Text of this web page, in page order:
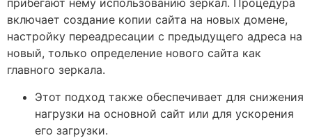
прибегают нему использованию зеркал. Процедура
включает создание копии сайта на новых домене,
настройку переадресации с предыдущего адреса на
новый, только определение нового сайта как
главного зеркала.
Этот подход также обеспечивает для снижения
нагрузки на основной сайт или для ускорения
его загрузки.